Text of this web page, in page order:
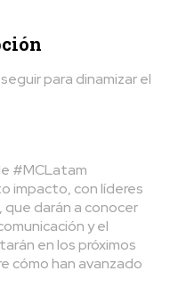
para dinamizar el
#MCLatam
impacto, con líderes
que darán a conocer
y el
en los próximos
cómo han avanzado